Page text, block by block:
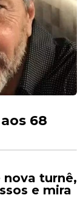
68
nova turnê,
e mira